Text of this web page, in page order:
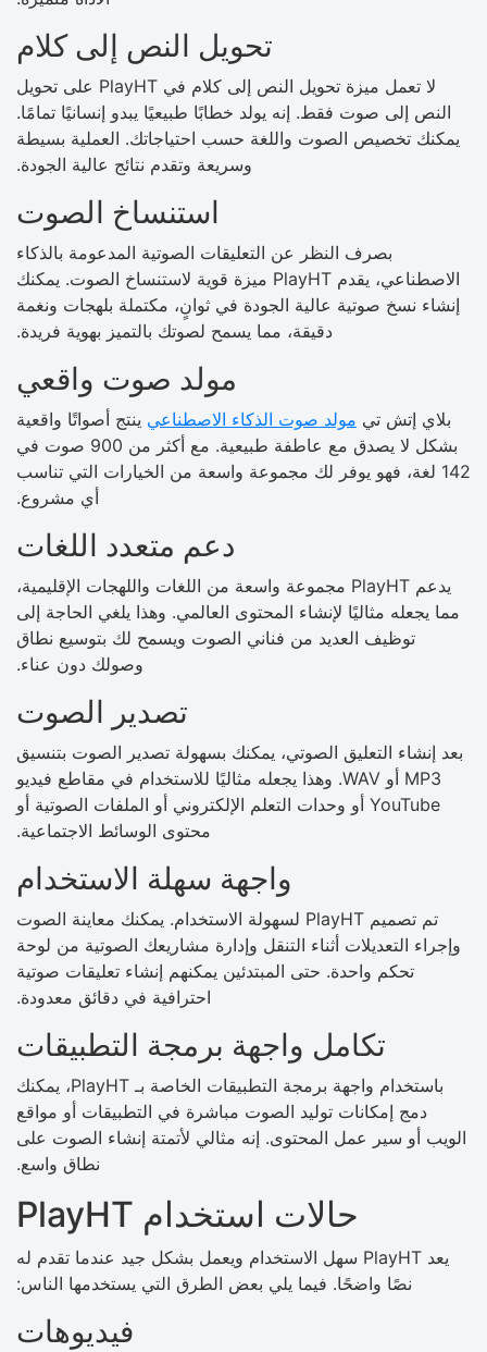
تحويل النص إلى كلام
لا تعمل ميزة تحويل النص إلى كلام في PlayHT على تحويل
النص إلى صوت فقط. إنه يولد خطابًا طبيعيًا يبدو إنسانيًا تمامًا.
يمكنك تخصيص الصوت واللغة حسب احتياجاتك. العملية بسيطة
وسريعة وتقدم نتائج عالية الجودة.
استنساخ الصوت
بصرف النظر عن التعليقات الصوتية المدعومة بالذكاء
الاصطناعي، يقدم PlayHT ميزة قوية لاستنساخ الصوت. يمكنك
إنشاء نسخ صوتية عالية الجودة في ثوانٍ، مكتملة بلهجات ونغمة
دقيقة، مما يسمح لصوتك بالتميز بهوية فريدة.
مولد صوت واقعي
بلاي إتش تي مولد صوت الذكاء الاصطناعي ينتج أصواتًا واقعية
بشكل لا يصدق مع عاطفة طبيعية. مع أكثر من 900 صوت في
142 لغة، فهو يوفر لك مجموعة واسعة من الخيارات التي تناسب
أي مشروع.
دعم متعدد اللغات
يدعم PlayHT مجموعة واسعة من اللغات واللهجات الإقليمية،
مما يجعله مثاليًا لإنشاء المحتوى العالمي. وهذا يلغي الحاجة إلى
توظيف العديد من فناني الصوت ويسمح لك بتوسيع نطاق
وصولك دون عناء.
تصدير الصوت
بعد إنشاء التعليق الصوتي، يمكنك بسهولة تصدير الصوت بتنسيق
MP3 أو WAV. وهذا يجعله مثاليًا للاستخدام في مقاطع فيديو
YouTube أو وحدات التعلم الإلكتروني أو الملفات الصوتية أو
محتوى الوسائط الاجتماعية.
واجهة سهلة الاستخدام
تم تصميم PlayHT لسهولة الاستخدام. يمكنك معاينة الصوت
وإجراء التعديلات أثناء التنقل وإدارة مشاريعك الصوتية من لوحة
تحكم واحدة. حتى المبتدئين يمكنهم إنشاء تعليقات صوتية
احترافية في دقائق معدودة.
تكامل واجهة برمجة التطبيقات
باستخدام واجهة برمجة التطبيقات الخاصة بـ PlayHT، يمكنك
دمج إمكانات توليد الصوت مباشرة في التطبيقات أو مواقع
الويب أو سير عمل المحتوى. إنه مثالي لأتمتة إنشاء الصوت على
نطاق واسع.
حالات استخدام PlayHT
يعد PlayHT سهل الاستخدام ويعمل بشكل جيد عندما تقدم له
نصًا واضحًا. فيما يلي بعض الطرق التي يستخدمها الناس:
فيديوهات